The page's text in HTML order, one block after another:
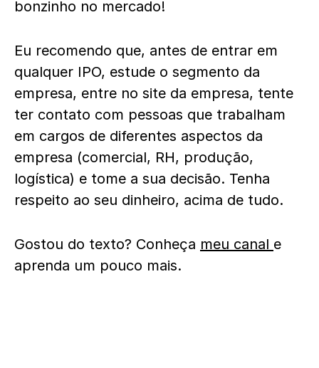
bonzinho no mercado!
Eu recomendo que, antes de entrar em
qualquer IPO, estude o segmento da
empresa, entre no site da empresa, tente
ter contato com pessoas que trabalham
em cargos de diferentes aspectos da
empresa (comercial, RH, produção,
logística) e tome a sua decisão. Tenha
respeito ao seu dinheiro, acima de tudo.
Gostou do texto? Conheça meu canal e
aprenda um pouco mais.